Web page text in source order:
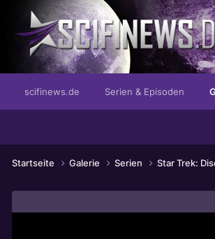
scifinews.de Serien & Episoden
Startseite Galerie Serien Star Trek: